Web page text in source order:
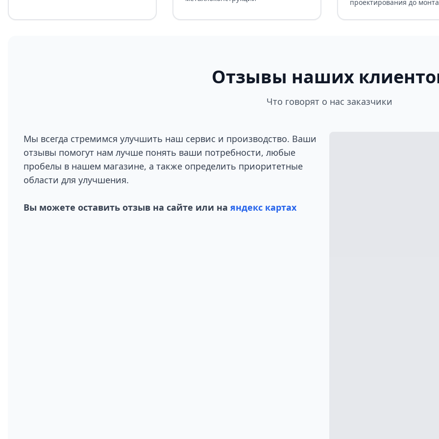
проектирования до
Отзывы наших
Что говорят о нас заказчики
Мы всегда стремимся улучшить наш сервис и производство. Ваши
отзывы помогут нам лучше понять ваши потребности, любые
пробелы в нашем магазине, а также определить приоритетные
области для улучшения.
Вы можете оставить отзыв на сайте или на яндекс картах